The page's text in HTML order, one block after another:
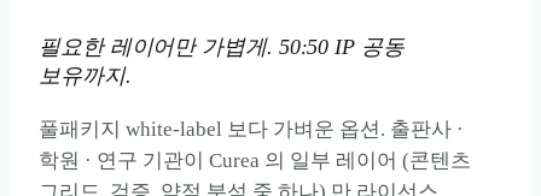
필요한 레이어만 가볍게. 50:50 IP 공동
보유까지.
풀패키지 white-label 보다 가벼운 옵션. 출판사 ·
학원 · 연구 기관이 Curea 의 일부 레이어 (콘텐츠